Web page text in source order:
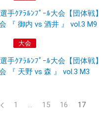
手ｸｱﾗﾙﾝﾌﾟｰﾙ大会【団体戦
『 御内 vs 酒井 』 vol.3 M9
大会
手ｸｱﾗﾙﾝﾌﾟｰﾙ大会【団体戦
『 天野 vs 森 』 vol.3 M3
1 … 15 16 17